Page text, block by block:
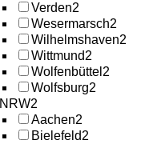
Verden2
Wesermarsch2
Wilhelmshaven2
Wittmund2
Wolfenbüttel 2
Wolfsburg2
NRW2
Aachen2
Bielefeld2